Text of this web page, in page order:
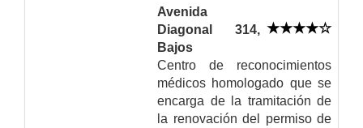
Avenida
Diagonal 314,
Bajos
Centro de reconocimientos
médicos homologado que se
encarga de la tramitación de
la renovación del permiso de